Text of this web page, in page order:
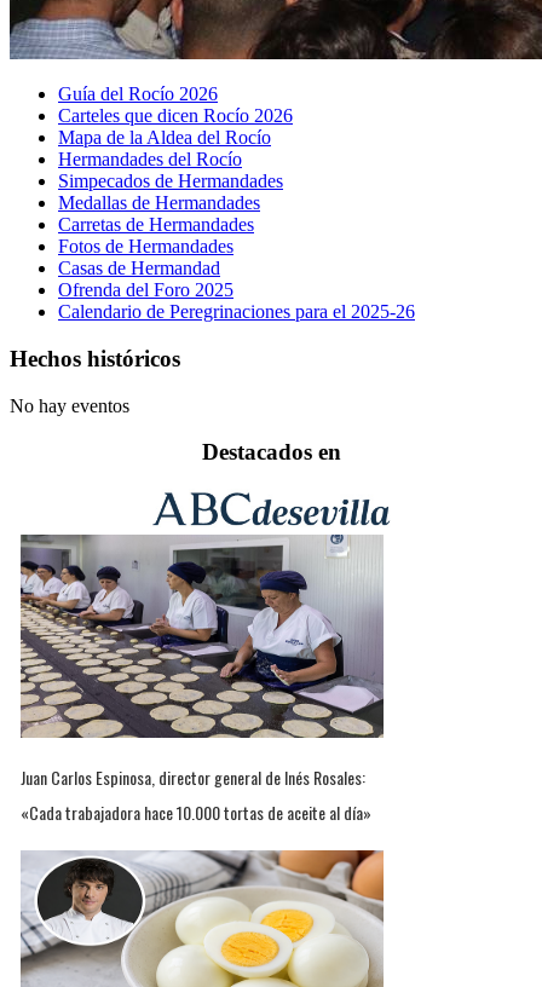
Guía del Rocío 2026
Carteles que dicen Rocío 2026
Mapa de la Aldea del Rocío
Hermandades del Rocío
Simpecados de Hermandades
Medallas de Hermandades
Carretas de Hermandades
Fotos de Hermandades
Casas de Hermandad
Ofrenda del Foro 2025
Calendario de Peregrinaciones para el 2025-26
Hechos históricos
No hay eventos
Destacados en
Juan Carlos Espinosa, director general de Inés Rosales:
«Cada trabajadora hace 10.000 tortas de aceite al día»